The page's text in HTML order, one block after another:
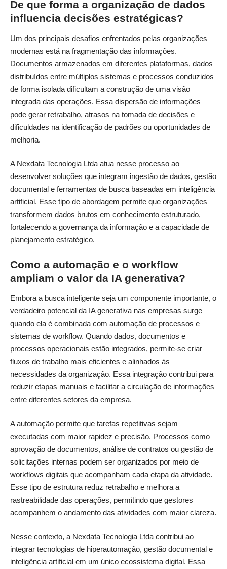
De que forma a organização de dados
influencia decisões estratégicas?
Um dos principais desafios enfrentados pelas organizações
modernas está na fragmentação das informações.
Documentos armazenados em diferentes plataformas, dados
distribuídos entre múltiplos sistemas e processos conduzidos
de forma isolada dificultam a construção de uma visão
integrada das operações. Essa dispersão de informações
pode gerar retrabalho, atrasos na tomada de decisões e
dificuldades na identificação de padrões ou oportunidades de
melhoria.
A Nexdata Tecnologia Ltda atua nesse processo ao
desenvolver soluções que integram ingestão de dados, gestão
documental e ferramentas de busca baseadas em inteligência
artificial. Esse tipo de abordagem permite que organizações
transformem dados brutos em conhecimento estruturado,
fortalecendo a governança da informação e a capacidade de
planejamento estratégico.
Como a automação e o workflow
ampliam o valor da IA generativa?
Embora a busca inteligente seja um componente importante, o
verdadeiro potencial da IA generativa nas empresas surge
quando ela é combinada com automação de processos e
sistemas de workflow. Quando dados, documentos e
processos operacionais estão integrados, permite-se criar
fluxos de trabalho mais eficientes e alinhados às
necessidades da organização. Essa integração contribui para
reduzir etapas manuais e facilitar a circulação de informações
entre diferentes setores da empresa.
A automação permite que tarefas repetitivas sejam
executadas com maior rapidez e precisão. Processos como
aprovação de documentos, análise de contratos ou gestão de
solicitações internas podem ser organizados por meio de
workflows digitais que acompanham cada etapa da atividade.
Esse tipo de estrutura reduz retrabalho e melhora a
rastreabilidade das operações, permitindo que gestores
acompanhem o andamento das atividades com maior clareza.
Nesse contexto, a Nexdata Tecnologia Ltda contribui ao
integrar tecnologias de hiperautomação, gestão documental e
inteligência artificial em um único ecossistema digital. Essa